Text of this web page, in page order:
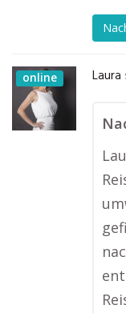
online Laura